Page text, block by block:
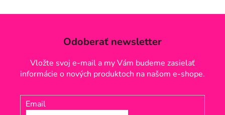
Odoberať newsletter
Vložte svoj e-mail a my Vám budeme zasielať
informácie o nových produktoch na našom e-shope.
Email